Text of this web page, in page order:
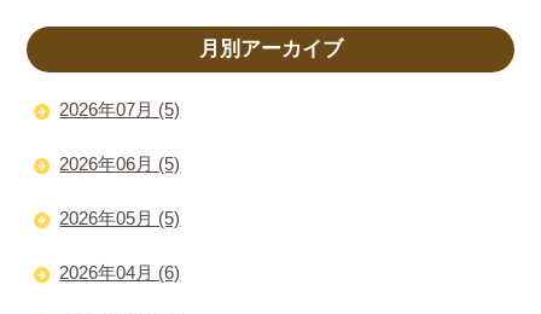
月別アーカイブ
2026年07月 (5)
2026年06月 (5)
2026年05月 (5)
2026年04月 (6)